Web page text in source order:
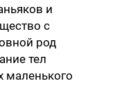
и
с
род
тел
маленького